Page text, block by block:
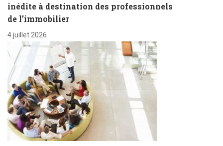
inédite à destination des professionnels
de l’immobilier
4 juillet 2026